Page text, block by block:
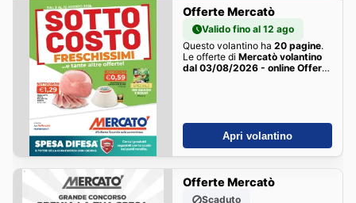
Offerte Mercatò
Valido fino al 12 ago
Questo volantino ha 20 pagine.
Le offerte di Mercatò volantino
dal 03/08/2026 - online Offerte
Apri volantino
Offerte Mercatò
Scaduto